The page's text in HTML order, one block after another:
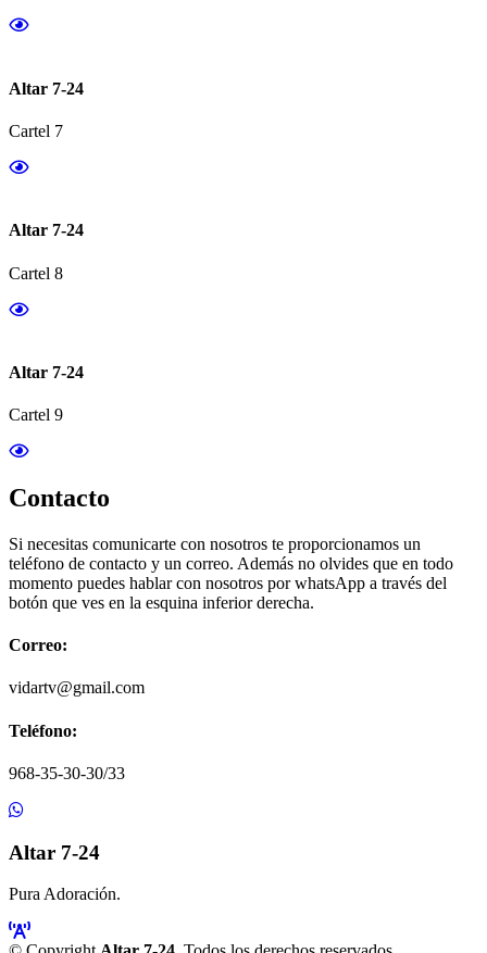
Altar 7-24
Cartel 7
Altar 7-24
Cartel 8
Altar 7-24
Cartel 9
Contacto
Si necesitas comunicarte con nosotros te proporcionamos un
teléfono de contacto y un correo. Además no olvides que en todo
momento puedes hablar con nosotros por whatsApp a través del
botón que ves en la esquina inferior derecha.
Correo:
vidartv@gmail.com
Teléfono:
968-35-30-30/33
Altar 7-24
Pura Adoración.